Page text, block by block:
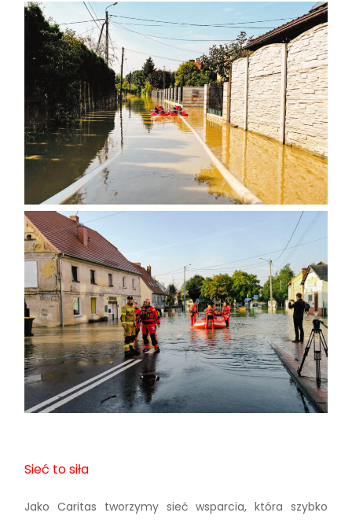
Sieć to siła
Jako Caritas tworzymy sieć wsparcia, która szybko